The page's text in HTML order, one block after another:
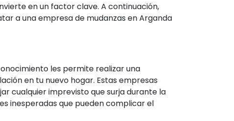
en un factor clave. A continuación,
a una empresa de mudanzas en Arganda
les permite realizar una
en tu nuevo hogar. Estas empresas
cualquier imprevisto que surja durante la
inesperadas que pueden complicar el